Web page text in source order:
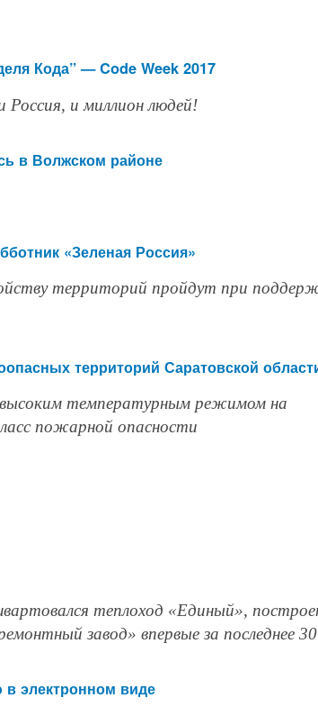
Кода” — Code Week 2017
Россия, и миллион людей!
в Волжском районе
«Зеленая Россия»
территорий пройдут при
территорий Саратовской
температурным режимом на
пожарной опасности
теплоход «Единый»,
завод» впервые за последнее
в электронном виде